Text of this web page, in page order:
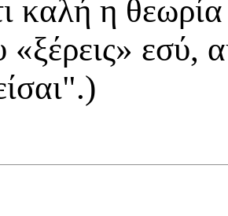
καλή η
«ξέρεις» εσύ,